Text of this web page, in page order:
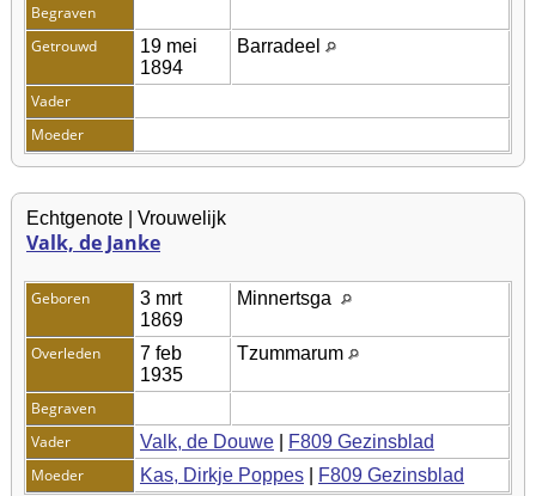
Begraven
Getrouwd
19 mei
1894
Barradeel
Vader
Moeder
Echtgenote | Vrouwelijk
Valk, de Janke
Geboren
3 mrt
1869
Minnertsga
Overleden
7 feb
1935
Tzummarum
Begraven
Vader
Valk, de Douwe
F809 Gezinsblad
Moeder
Kas, Dirkje Poppes F809 Gezinsblad